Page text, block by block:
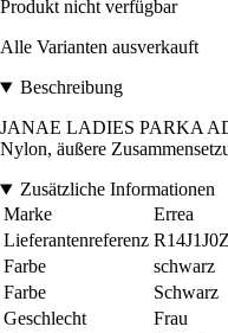
Produkt nicht verfügbar
Alle Varianten ausverkauft
Beschreibung
JANAE LADIES PARKA
Nylon, äußere
Zusätzliche Informationen
Marke
Errea
Lieferantenreferenz
Farbe
schwarz
Farbe
Schwarz
Geschlecht
Frau